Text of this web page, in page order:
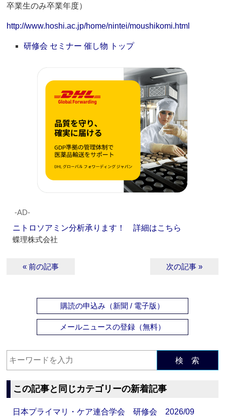
卒業生のみ卒業年度）
http://www.hoshi.ac.jp/home/nintei/moushikomi.html
研修会 セミナー 催し物 トップ
‐AD‐
ニトロソアミン分析承ります！ 詳細はこちら
蝶理株式会社
« 前の記事 次の記事 »
購読の申込み（新聞 / 電子版）
メールニュースの登録（無料）
検 索
この記事と同じカテゴリーの新着記事
日本プライマリ・ケア連合学会 研修会 2026/09